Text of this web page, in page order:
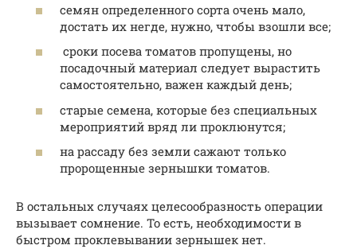
семян определенного сорта очень мало,
достать их негде, нужно, чтобы взошли все;
сроки посева томатов пропущены, но
посадочный материал следует вырастить
самостоятельно, важен каждый день;
старые семена, которые без специальных
мероприятий вряд ли проклюнутся;
на рассаду без земли сажают только
пророщенные зернышки томатов.
В остальных случаях целесообразность операции
вызывает сомнение. То есть, необходимости в
быстром проклевывании зернышек нет.